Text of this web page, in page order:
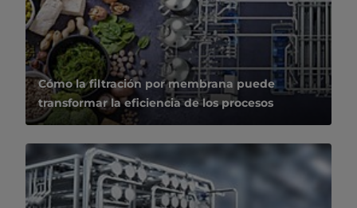
Cómo la filtración por membrana puede
transformar la eficiencia de los procesos